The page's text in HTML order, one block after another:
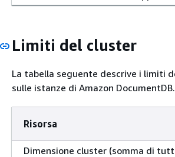
Limiti del cluster
La tabella seguente descrive i limiti
sulle istanze di Amazon DocumentDB.
Risorsa
Dimensione cluster (somma di